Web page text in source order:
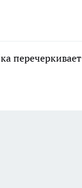
перечеркивает